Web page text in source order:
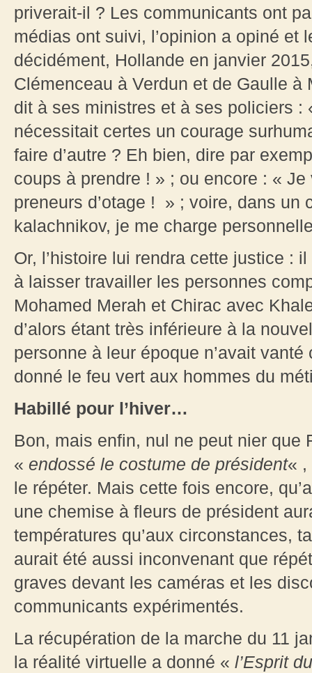
priverait-il ? Les communicants ont
médias ont suivi, l’opinion a opiné et
décidément, Hollande en janvier
Clémenceau à Verdun et de Gaulle
dit à ses ministres et à ses policiers :
nécessitait certes un courage
faire d’autre ? Eh bien, dire par
coups à prendre ! » ; ou encore : «
preneurs d’otage ! » ; voire, dans un
kalachnikov, je me charge
Or, l’histoire lui rendra cette justice :
à laisser travailler les personnes
Mohamed Merah et Chirac avec
d’alors étant très inférieure à la
personne à leur époque n’avait
donné le feu vert aux hommes du
Habillé pour l’hiver…
Bon, mais enfin, nul ne peut nier que
« endossé le costume de président« ,
le répéter. Mais cette fois encore,
une chemise à fleurs de président
températures qu’aux circonstances,
aurait été aussi inconvenant que
graves devant les caméras et les
communicants expérimentés.
La récupération de la marche du 11
la réalité virtuelle a donné « l’Esprit